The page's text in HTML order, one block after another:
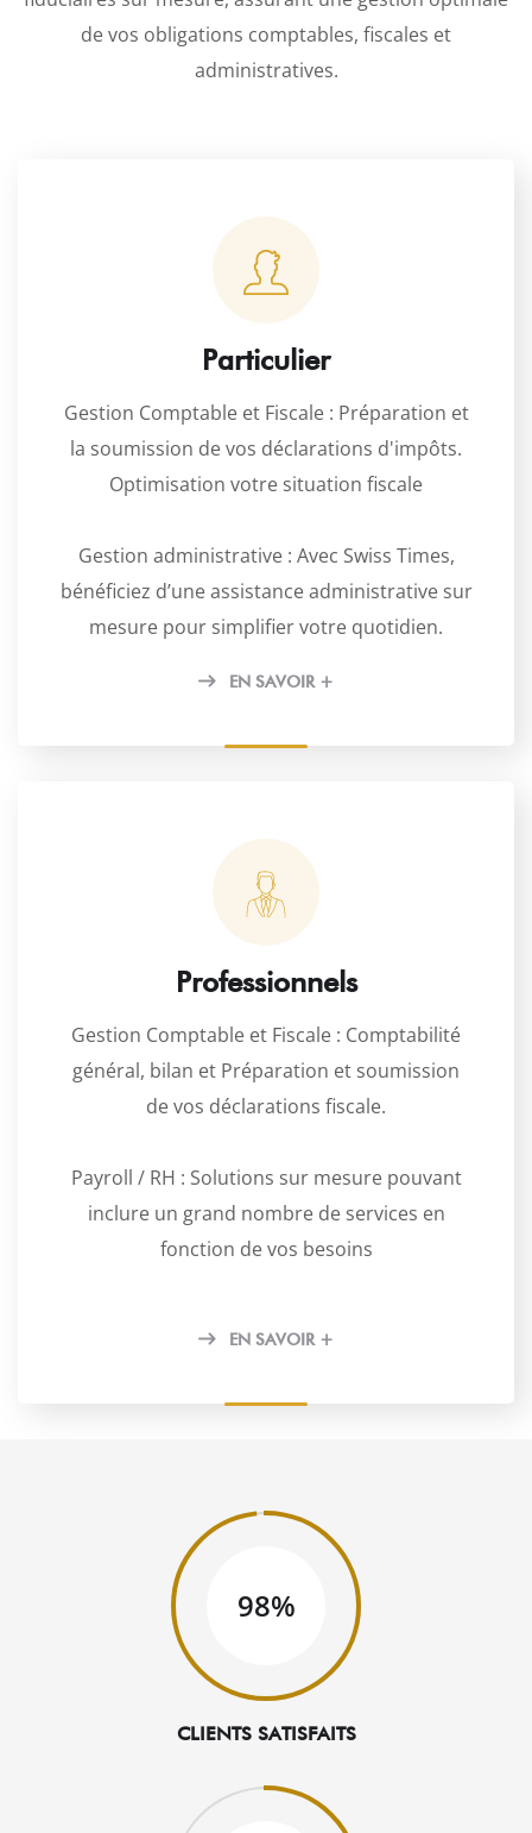
de vos obligations comptables, fiscales et
administratives.
Particulier
Gestion Comptable et Fiscale : Préparation et
la soumission de vos déclarations d'impôts.
Optimisation votre situation fiscale
Gestion administrative : Avec Swiss Times,
bénéficiez d’une assistance administrative sur
mesure pour simplifier votre quotidien.
EN SAVOIR +
Professionnels
Gestion Comptable et Fiscale : Comptabilité
général, bilan et Préparation et soumission
de vos déclarations fiscale.
Payroll / RH : Solutions sur mesure pouvant
inclure un grand nombre de services en
fonction de vos besoins
EN SAVOIR +
98%
CLIENTS SATISFAITS